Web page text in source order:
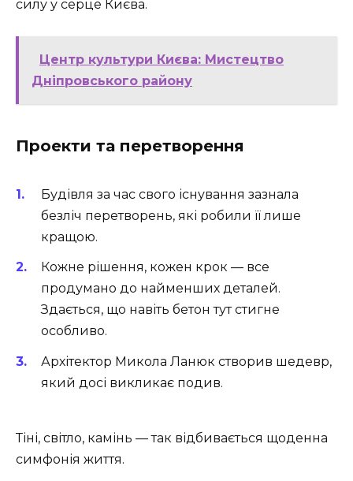
силу у серце Києва.
Центр культури Києва: Мистецтво
Дніпровського району
Проекти та перетворення
Будівля за час свого існування зазнала
безліч перетворень, які робили її лише
кращою.
Кожне рішення, кожен крок — все
продумано до найменших деталей.
Здається, що навіть бетон тут стигне
особливо.
Архітектор Микола Ланюк створив шедевр,
який досі викликає подив.
Тіні, світло, камінь — так відбивається щоденна
симфонія життя.